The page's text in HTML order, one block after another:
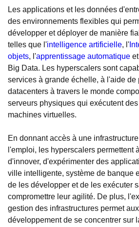
Les applications et les données
des environnements flexibles qui
développer et déployer de manière
telles que l'intelligence artificielle, l'
objets, l'apprentissage automatique
Big Data. Les hyperscalers sont
services à grande échelle, à l'aide de
datacenters à travers le monde
serveurs physiques qui exécutent
machines virtuelles.
En donnant accès à une
l'emploi, les hyperscalers permettent
d'innover, d'expérimenter des
ville intelligente, système de banque
de les développer et de les exécuter
compromettre leur agilité. De plus,
gestion des infrastructures permet
développement de se concentrer sur